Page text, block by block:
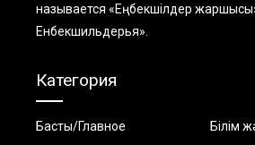
называется «Еңбекшiлдер
Енбекшильдерья».
Категория
Басты/Главное Білім